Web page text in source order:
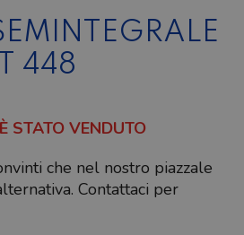
448
STATO VENDUTO
che nel nostro piazzale
Contattaci per